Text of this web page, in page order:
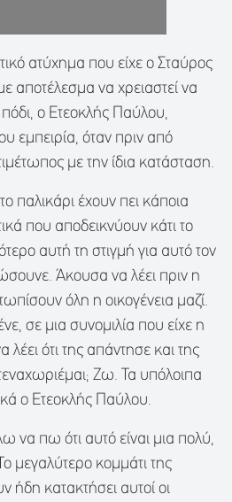
ατύχημα που είχε ο Σταύρος
να χρειαστεί να
ο Ετεοκλής Παύλου,
εμπειρία, όταν πριν από
με την ίδια κατάσταση.
παλικάρι έχουν πει κάποια
που αποδεικνύουν κάτι το
αυτή τη στιγμή για αυτό τον
Άκουσα να λέει πριν η
όλη η οικογένεια μαζί.
σε μια συνομιλία που είχε η
λέει ότι της απάντησε και της
Ζω. Τα υπόλοιπα
ο Ετεοκλής Παύλου.
να πω ότι αυτό είναι μια πολύ,
μεγαλύτερο κομμάτι της
ήδη κατακτήσει αυτοί οι